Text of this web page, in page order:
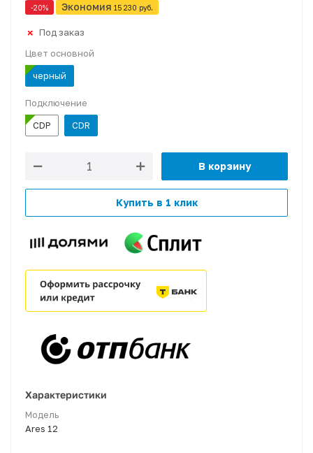
-20% Экономия 15 230 руб.
Под заказ
Цвет основной
черный
Подключение
CDP
CDR
В корзину
Купить в 1 клик
Характеристики
Модель
Ares 12